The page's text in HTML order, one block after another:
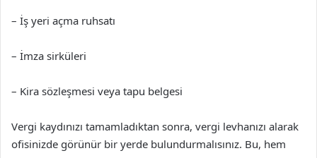
– İş yeri açma ruhsatı
– İmza sirküleri
– Kira sözleşmesi veya tapu belgesi
Vergi kaydınızı tamamladıktan sonra, vergi levhanızı alarak
ofisinizde görünür bir yerde bulundurmalısınız. Bu, hem